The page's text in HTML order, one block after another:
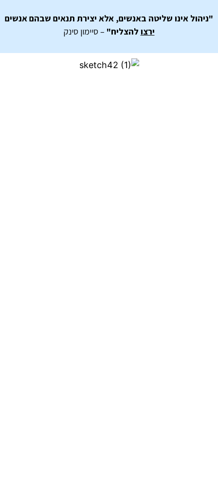
"ניהול אינו שליטה באנשים, אלא יצירת תנאים שבהם אנשים
ירצו להצליח" – סיימון סינק